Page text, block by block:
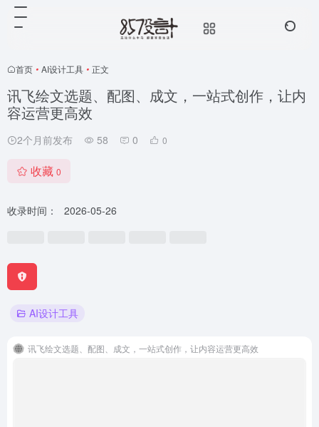
首页 • AI设计工具 • 正文
讯飞绘文选题、配图、成文，一站式创作，让内
容运营更高效
2个月前发布 58 0 0
收藏 0
收录时间： 2026-05-26
AI设计工具
讯飞绘文选题、配图、成文，一站式创作，让内容运营更高效